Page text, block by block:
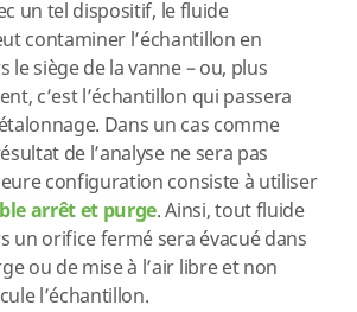
un tel dispositif, le fluide
contaminer l’échantillon en
le siège de la vanne – ou, plus
c’est l’échantillon qui passera
Dans un cas comme
de l’analyse ne sera pas
configuration consiste à utiliser
arrêt et purge. Ainsi, tout fluide
un orifice fermé sera évacué dans
ou de mise à l’air libre et non
l’échantillon.